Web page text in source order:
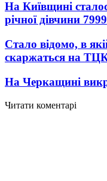
На Київщині
річної дівчини 7999
Стало відомо, в
скаржаться на
На Черкащині
Читати коментарі